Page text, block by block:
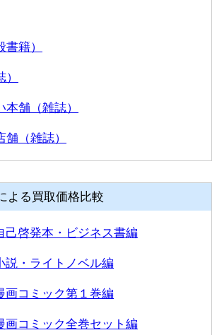
籍）
本舗（雑誌）
（雑誌）
よる買取価格比較
己啓発本・ビジネス書編
説・ライトノベル編
画コミック第１巻編
画コミック全巻セット編